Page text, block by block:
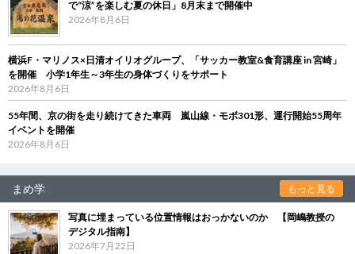
で“涼”を楽しむ夏の休日」8月末まで開催中
2026年8月6日
横浜F・マリノス×日清オイリオグループ、「サッカー教室&食育講座 in 宮崎」
を開催 小学1年生～3年生の身体づくりをサポート
2026年8月6日
55年間、京の街を走り続けてきた車両 嵐山線・モボ301形、運行開始55周年
イベントを開催
2026年8月6日
まめ学 もっと見る
写真に埋まっている位置情報はおっかないのか 【岡嶋教授の
デジタル指南】
2026年7月22日